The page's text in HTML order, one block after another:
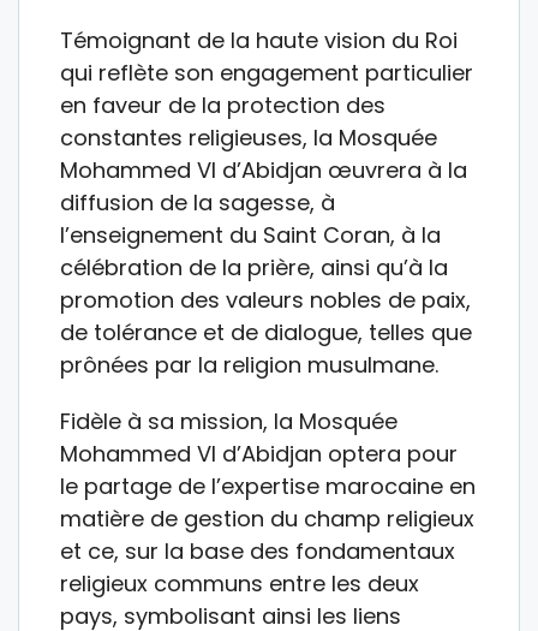
Témoignant de la haute vision du Roi
qui reflète son engagement particulier
en faveur de la protection des
constantes religieuses, la Mosquée
Mohammed VI d’Abidjan œuvrera à la
diffusion de la sagesse, à
l’enseignement du Saint Coran, à la
célébration de la prière, ainsi qu’à la
promotion des valeurs nobles de paix,
de tolérance et de dialogue, telles que
prônées par la religion musulmane.
Fidèle à sa mission, la Mosquée
Mohammed VI d’Abidjan optera pour
le partage de l’expertise marocaine en
matière de gestion du champ religieux
et ce, sur la base des fondamentaux
religieux communs entre les deux
pays, symbolisant ainsi les liens